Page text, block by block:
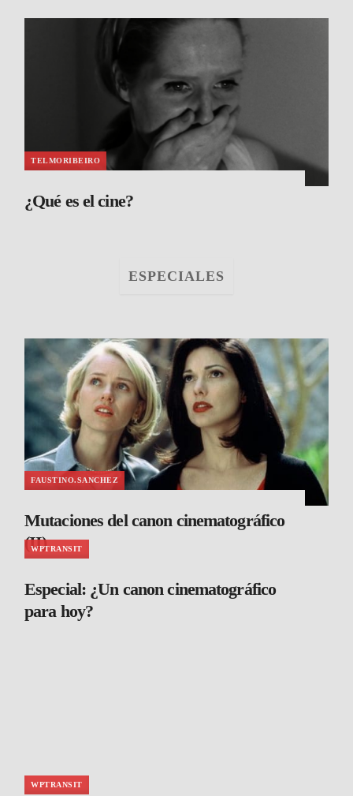
TELMORIBEIRO
¿Qué es el cine?
ESPECIALES
FAUSTINO.SANCHEZ
Mutaciones del canon cinematográfico
(II)
WPTRANSIT
Especial: ¿Un canon cinematográfico
para hoy?
WPTRANSIT